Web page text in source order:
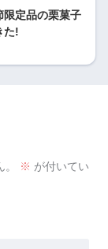
限定品の栗菓子
た!
※ が付いてい